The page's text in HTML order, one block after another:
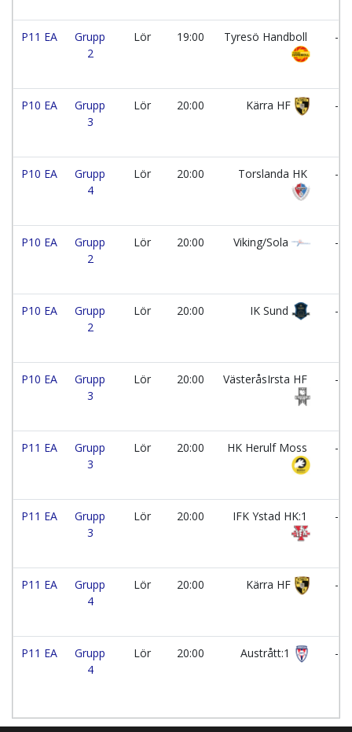
P11 EA
Grupp
2
Lör 19:00 Tyresö Handboll -
P10 EA
Grupp
3
Lör 20:00 Kärra HF -
P10 EA
Grupp
4
Lör 20:00 Torslanda HK -
P10 EA
Grupp
2
Lör 20:00 Viking/Sola -
P10 EA
Grupp
2
Lör 20:00 IK Sund -
P10 EA
Grupp
3
Lör 20:00 VästeråsIrsta HF -
P11 EA
Grupp
3
Lör 20:00 HK Herulf Moss -
P11 EA
Grupp
3
Lör 20:00 IFK Ystad HK:1 -
P11 EA
Grupp
4
Lör 20:00 Kärra HF -
P11 EA
Grupp
4
Lör 20:00 Austrått:1 -